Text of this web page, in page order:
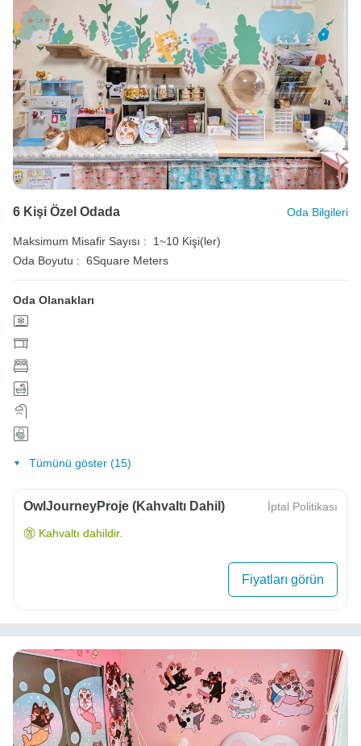
6 Kişi Özel Odada Oda Bilgileri
Maksimum Misafir Sayısı :
1~10 Kişi(ler)
Oda Boyutu : 6Square Meters
Oda Olanakları
Tümünü göster (15)
OwlJourneyProje (Kahvaltı Dahil) İptal Politikası
Kahvaltı dahildir.
Fiyatları görün